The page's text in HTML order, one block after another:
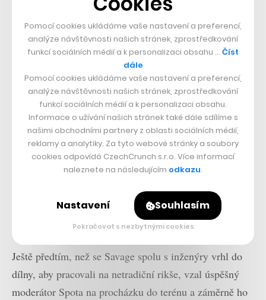
Fór je v tom, že podobný koncept dopravního
prostředku si bude moci v budoucnu postavit patrně
kdokoliv, kdo bude ochoten utratit částku v přibližné
výši pořizovací ceny automobilu – právě za tolik, bez
bližšího upřesnění, chce Boston Dynamics svého Spota
postupně dostává do prodeje
loňského roku, ale zatím nejsou známy žádné bližší
Ještě předtím, než se Savage spolu s inženýry vrhl do
dílny, aby pracovali na netradiční rikše, vzal úspěšný
moderátor Spota na procházku do terénu a záměrně ho
Pomocí cookies ukládáme vaše nastavení a preferencí,
analýze návštěvnosti našich stránek, zprostředkování
funkcí sociálních médií a k personalizaci obsahu … Číst
dále
Pomocí cookies ukládáme vaše nastavení a preferencí,
analýze návštěvnosti našich stránek, zprostředkování
funkcí sociálních médií a k personalizaci obsahu.
Informace o užívání našich stránek také dále sdílíme s
našimi obchodními partnery z oblasti sociálních médií,
reklamy a analytiky. Za tyto webové stránky a soubory
cookies odpovídá CzechCrunch s.r.o. Více informací
naleznete na následujícím odkazu.
Nastavení Souhlasím
Pokračovat s nezbytnými cookies